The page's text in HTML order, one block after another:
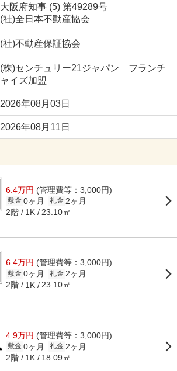
大阪府知事 (5) 第49289号
(社)全日本不動産協会
(社)不動産保証協会
(株)センチュリー21ジャパン フランチ
ャイズ加盟
2026年08月03日
2026年08月11日
6.4万円 (管理費等：3,000円)
敷金 0ヶ月 礼金 2ヶ月
2階 1K 23.10㎡
6.4万円 (管理費等：3,000円)
敷金 0ヶ月 礼金 2ヶ月
2階 1K 23.10㎡
4.9万円 (管理費等：3,000円)
敷金 0ヶ月 礼金 2ヶ月
2階 1K 18.09㎡